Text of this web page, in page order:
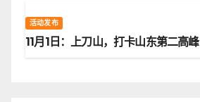
活动发布
11月1日：上刀山，打卡山东第二高峰